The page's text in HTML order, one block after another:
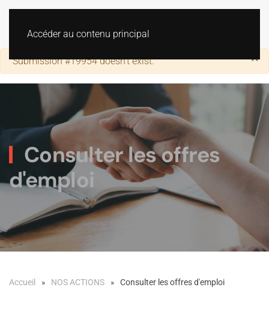
Accéder au contenu principal
×
Alerte
Submission #19954 doesn't exist.
Consulter les offres
d'emploi
Accueil NOS ACTIONS Consulter les offres d'emploi